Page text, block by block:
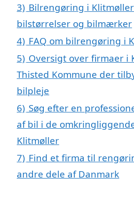
3) Bilrengøring i
bilstørrelser og bilmærker
4) FAQ om bilrengøring i
5) Oversigt over firmaer i
Thisted Kommune der
bilpleje
6) Søg efter en
af bil i de
Klitmøller
7) Find et firma til
andre dele af Danmark